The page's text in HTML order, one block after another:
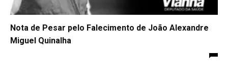
Nota de Pesar pelo Falecimento de João Alexandre
Miguel Quinalha